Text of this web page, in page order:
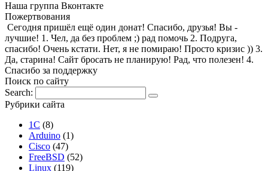
Наша группа Вконтакте
Пожертвования
Сегодня пришёл ещё один донат! Спасибо, друзья! Вы -
лучшие! 1. Чел, да без проблем ;) рад помочь 2. Подруга,
спасибо! Очень кстати. Нет, я не помираю! Просто кризис )) 3.
Да, старина! Сайт бросать не планирую! Рад, что полезен! 4.
Спасибо за поддержку
Поиск по сайту
Search:
Рубрики сайта
1С (8)
Arduino (1)
Cisco (47)
FreeBSD (52)
Linux (119)